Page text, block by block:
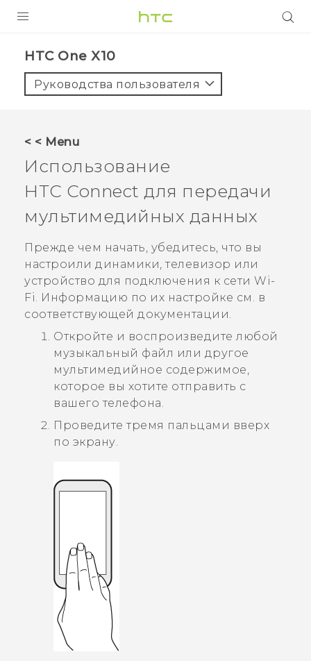
5G
VIVERSE
ПОДДЕРЖКА
HTC One X10‎
Руководства пользователя
< < Menu
Использование
HTC Connect для передачи
мультимедийных данных
Прежде чем начать, убедитесь, что вы
настроили динамики, телевизор или
устройство для подключения к сети Wi-
Fi. Информацию по их настройке см. в
соответствующей документации.
Откройте и воспроизведите любой
музыкальный файл или другое
мультимедийное содержимое,
которое вы хотите отправить с
вашего телефона.
Проведите тремя пальцами вверх
по экрану.